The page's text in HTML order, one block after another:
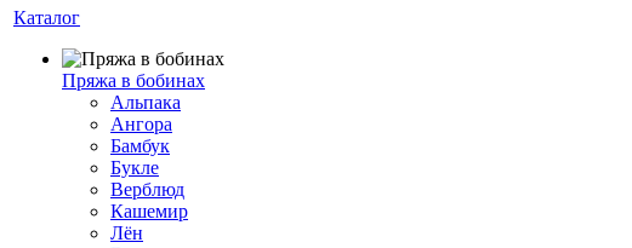
Каталог
Пряжа в бобинах
Альпака
Ангора
Бамбук
Букле
Верблюд
Кашемир
Лён